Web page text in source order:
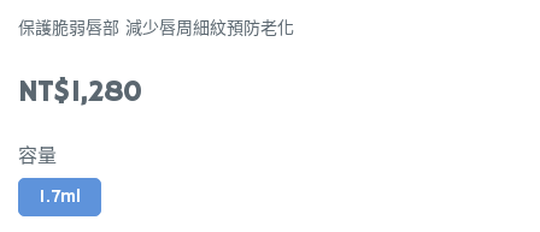
保護脆弱唇部 減少唇周細紋預防老化
NT$1,280
容量
1.7ml